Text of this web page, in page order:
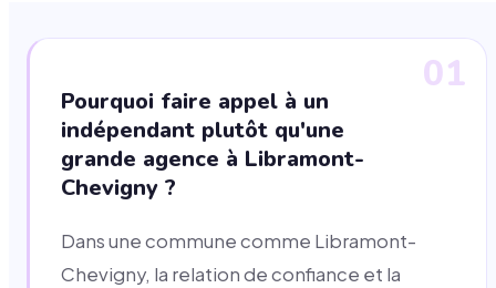
01
Pourquoi faire appel à un
indépendant plutôt qu'une
grande agence à Libramont-
Chevigny ?
Dans une commune comme Libramont-
Chevigny, la relation de confiance et la